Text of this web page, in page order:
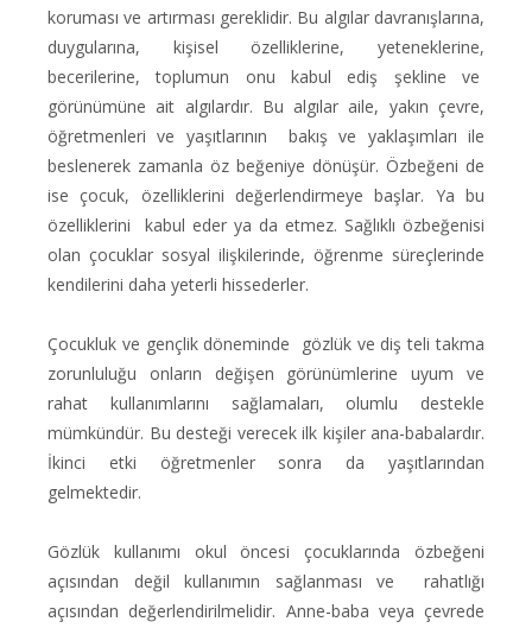
koruması ve artırması gereklidir. Bu algılar davranışlarına,
duygularına, kişisel özelliklerine, yeteneklerine,
becerilerine, toplumun onu kabul ediş şekline ve
görünümüne ait algılardır. Bu algılar aile, yakın çevre,
öğretmenleri ve yaşıtlarının bakış ve yaklaşımları ile
beslenerek zamanla öz beğeniye dönüşür. Özbeğeni de
ise çocuk, özelliklerini değerlendirmeye başlar. Ya bu
özelliklerini kabul eder ya da etmez. Sağlıklı özbeğenisi
olan çocuklar sosyal ilişkilerinde, öğrenme süreçlerinde
kendilerini daha yeterli hissederler.
Çocukluk ve gençlik döneminde gözlük ve diş teli takma
zorunluluğu onların değişen görünümlerine uyum ve
rahat kullanımlarını sağlamaları, olumlu destekle
mümkündür. Bu desteği verecek ilk kişiler ana-babalardır.
İkinci etki öğretmenler sonra da yaşıtlarından
gelmektedir.
Gözlük kullanımı okul öncesi çocuklarında özbeğeni
açısından değil kullanımın sağlanması ve rahatlığı
açısından değerlendirilmelidir. Anne-baba veya çevrede